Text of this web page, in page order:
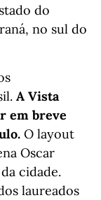
do
no sul do
A Vista
em breve
O layout
Oscar
cidade.
laureados